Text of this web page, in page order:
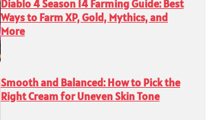
Diablo 4 Season 14 Farming Guide: Best
Ways to Farm XP, Gold, Mythics, and
More
Smooth and Balanced: How to Pick the
Right Cream for Uneven Skin Tone